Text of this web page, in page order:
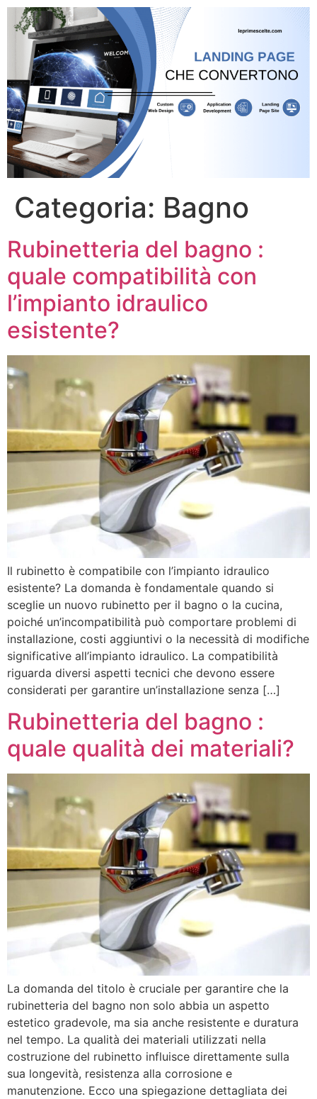
Categoria: Bagno
Rubinetteria del bagno :
quale compatibilità con
l’impianto idraulico
esistente?
Il rubinetto è compatibile con l’impianto idraulico
esistente? La domanda è fondamentale quando si
sceglie un nuovo rubinetto per il bagno o la cucina,
poiché un’incompatibilità può comportare problemi di
installazione, costi aggiuntivi o la necessità di modifiche
significative all’impianto idraulico. La compatibilità
riguarda diversi aspetti tecnici che devono essere
considerati per garantire un’installazione senza […]
Rubinetteria del bagno :
quale qualità dei materiali?
La domanda del titolo è cruciale per garantire che la
rubinetteria del bagno non solo abbia un aspetto
estetico gradevole, ma sia anche resistente e duratura
nel tempo. La qualità dei materiali utilizzati nella
costruzione del rubinetto influisce direttamente sulla
sua longevità, resistenza alla corrosione e
manutenzione. Ecco una spiegazione dettagliata dei